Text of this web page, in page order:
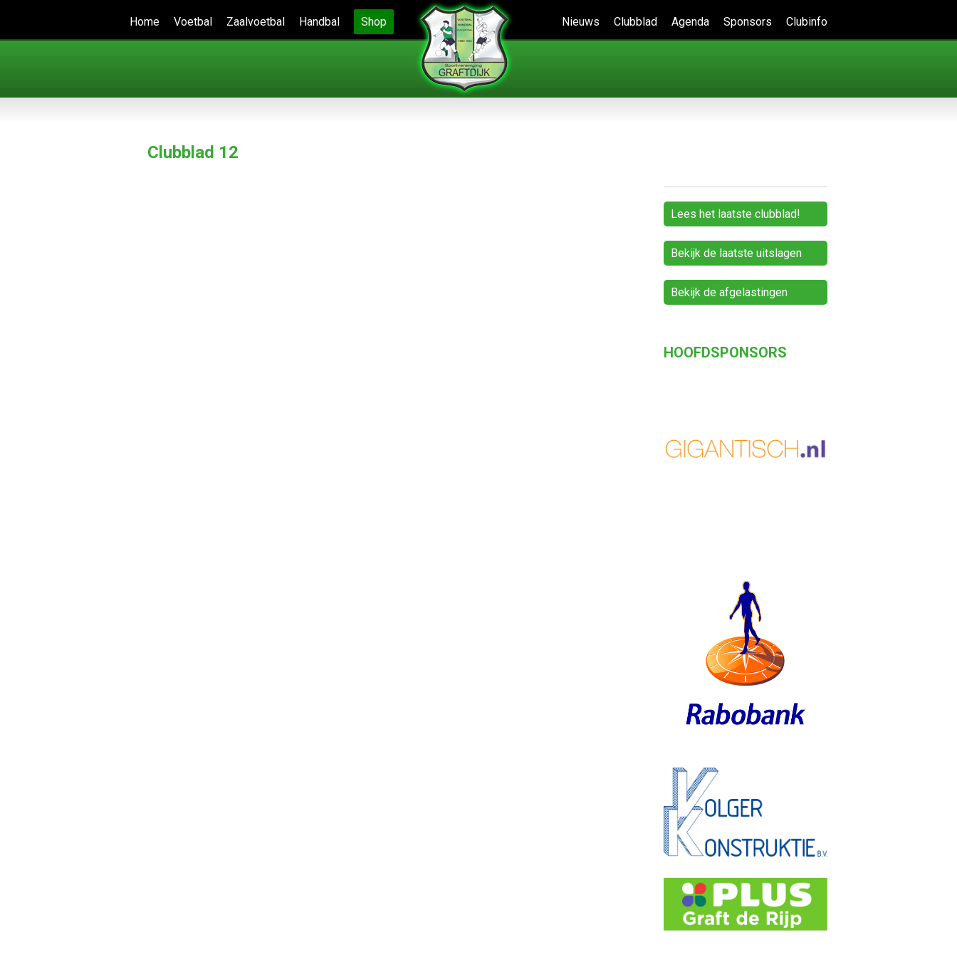
Home Voetbal Zaalvoetbal Handbal Shop Nieuws Clubblad Agenda Sponsors Clubinfo
Clubblad 12
Lees het laatste clubblad!
Bekijk de laatste uitslagen
Bekijk de afgelastingen
HOOFDSPONSORS